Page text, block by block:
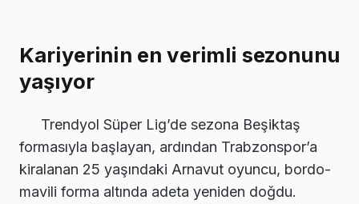
Kariyerinin en verimli sezonunu
yaşıyor
Trendyol Süper Lig’de sezona Beşiktaş
formasıyla başlayan, ardından Trabzonspor’a
kiralanan 25 yaşındaki Arnavut oyuncu, bordo-
mavili forma altında adeta yeniden doğdu.